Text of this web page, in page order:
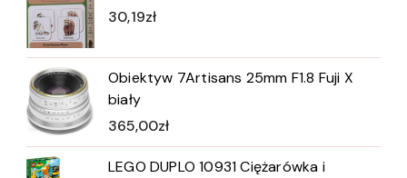
30,19zł
Obiektyw 7Artisans 25mm F1.8 Fuji X
biały
365,00zł
LEGO DUPLO 10931 Ciężarówka i